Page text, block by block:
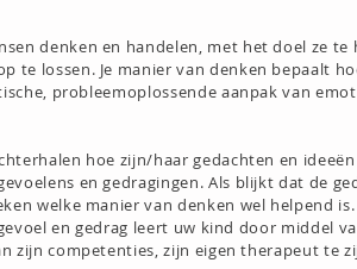
denken en handelen, met het doel ze te
te lossen. Je manier van denken bepaalt
probleemoplossende aanpak van
hoe zijn/haar gedachten en
en gedragingen. Als blijkt dat de
welke manier van denken wel helpend
en gedrag leert uw kind door middel
zijn competenties, zijn eigen therapeut te